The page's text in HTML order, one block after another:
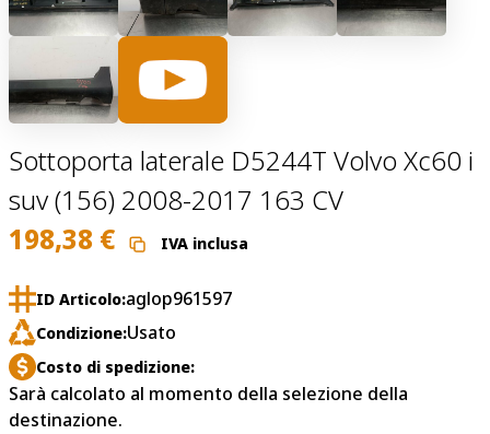
Sottoporta laterale D5244T Volvo Xc60 i
suv (156) 2008-2017 163 CV
198,38 € IVA inclusa
ID Articolo:aglop961597
Condizione:Usato
Costo di spedizione:
Sarà calcolato al momento della selezione della
destinazione.